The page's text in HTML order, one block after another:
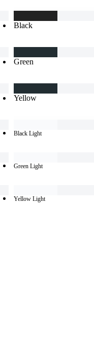
Black
Green
Yellow
Black Light
Green Light
Yellow Light